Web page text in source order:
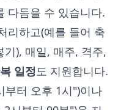
다듬을 수 있습니다.
리하고(예를 들어 축
), 매일, 매주, 격주,
일정도 지원합니다.
부터 오후 1시")이나